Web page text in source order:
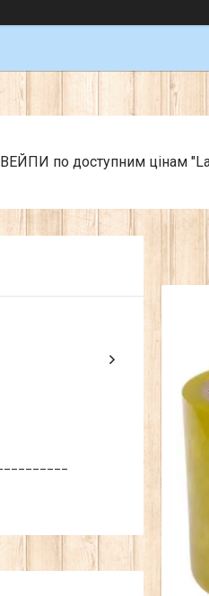
ВЕЙПИ по доступним цінам